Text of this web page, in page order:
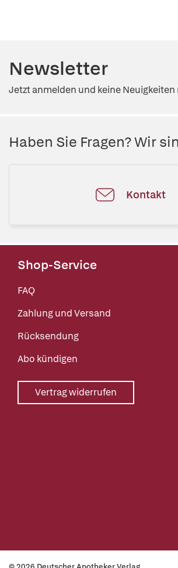
Newsletter
Jetzt anmelden und keine
Haben Sie Fragen? Wir
Kontakt
Shop-Service
FAQ
Zahlung und Versand
Rücksendung
Abo kündigen
Vertrag widerrufen